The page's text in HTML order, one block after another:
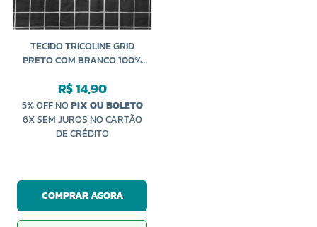
TECIDO TRICOLINE GRID
PRETO COM BRANCO 100%
R$ 14,90
5% OFF NOPIX OU BOLETO
6X SEM JUROS NO CARTÃO
DE CRÉDITO
COMPRAR AGORA